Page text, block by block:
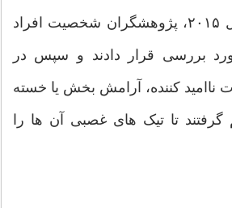
طی تحقیقی در سال ۲۰۱۵، پژوهشگران شخصیت افراد
بررسی قرار دادند و سپس در
کننده، آرامش بخش یا خسته
گرفتند تا تیک های غصبی آن ها را